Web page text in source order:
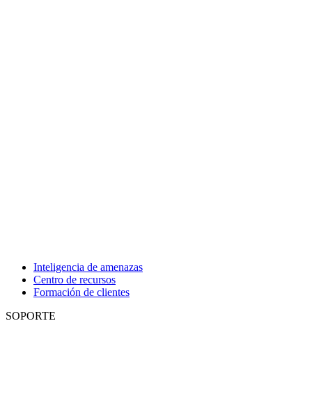
Inteligencia de amenazas
Centro de recursos
Formación de clientes
SOPORTE